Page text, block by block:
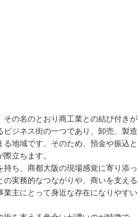
の名のとおり商工業との結び付きが
ジネス街の一つであり、卸売、製造
地域です。そのため、預金や振込と
立ちます。
ち、商都大阪の現場感覚に寄り添っ
実務的なつながりや、商いを支える
主にとって身近な存在になりやすい